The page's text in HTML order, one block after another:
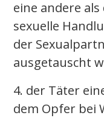
eine andere
sexuelle
der
ausgetauscht
4. der Täter
dem Opfer bei